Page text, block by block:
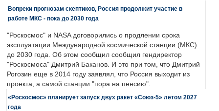
Вопреки прогнозам скептиков, Россия продолжит участие в
работе МКС - пока до 2030 года
"Роскосмос" и NASA договорились о продлении срока
эксплуатации Международной космической станции (МКС)
до 2030 года. Об этом сообщил сообщил гендиректор
"Роскосмоса" Дмитрий Баканов. И это при том, что Дмитрий
Рогозин еще в 2014 году заявлял, что Россия выходит из
проекта, а самой станции "пора на пенсию".
«Роскосмос» планирует запуск двух ракет «Союз-5» летом 2027
года